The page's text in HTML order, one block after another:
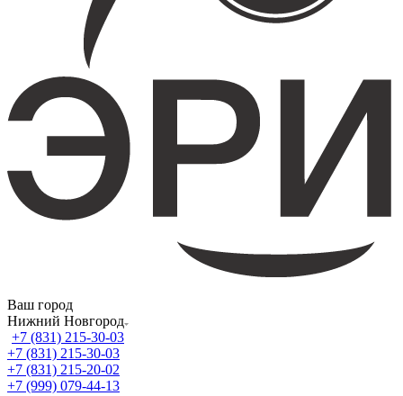
Ваш город
Нижний Новгород
+7 (831) 215-30-03
+7 (831) 215-30-03
+7 (831) 215-20-02
+7 (999) 079-44-13